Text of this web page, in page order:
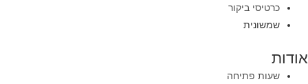
כרטיסי ביקור
שמשונית
אודות
שעות פתיחה